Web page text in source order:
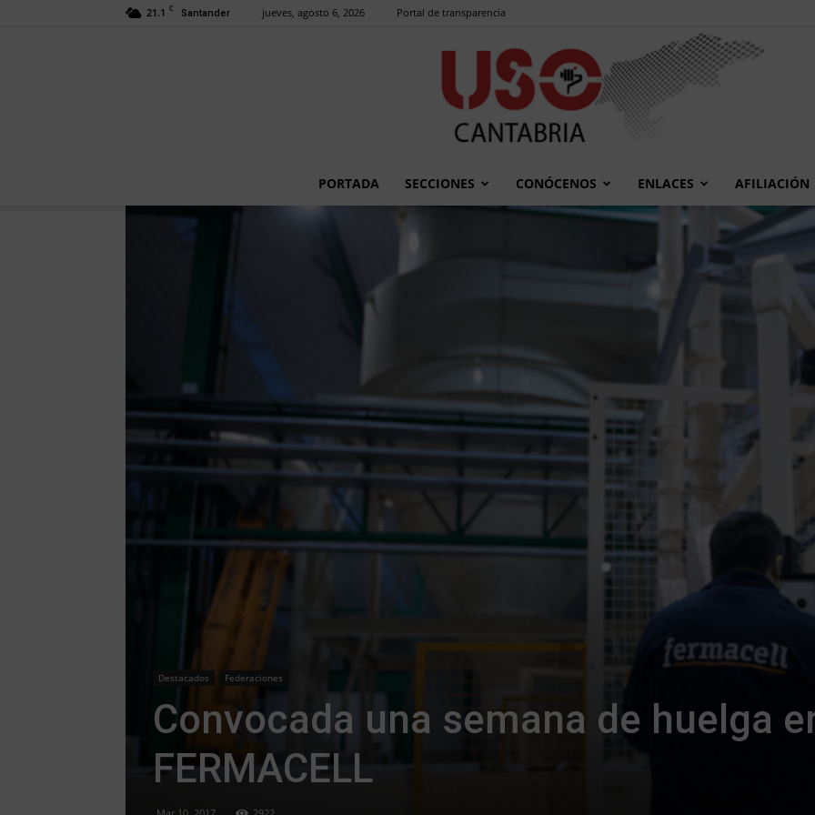
21.1 C Santander jueves, agosto 6, 2026 Portal de transparencia
USO
PORTADA SECCIONES CONÓCENOS ENLACES AFILIACIÓN
Destacados Federaciones
Convocada una semana de huelga
FERMACELL